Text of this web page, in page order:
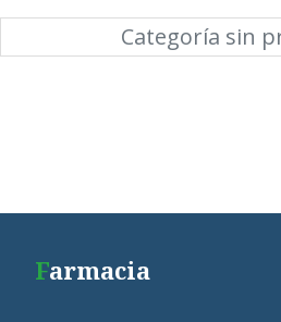
Categoría sin
Farmacia